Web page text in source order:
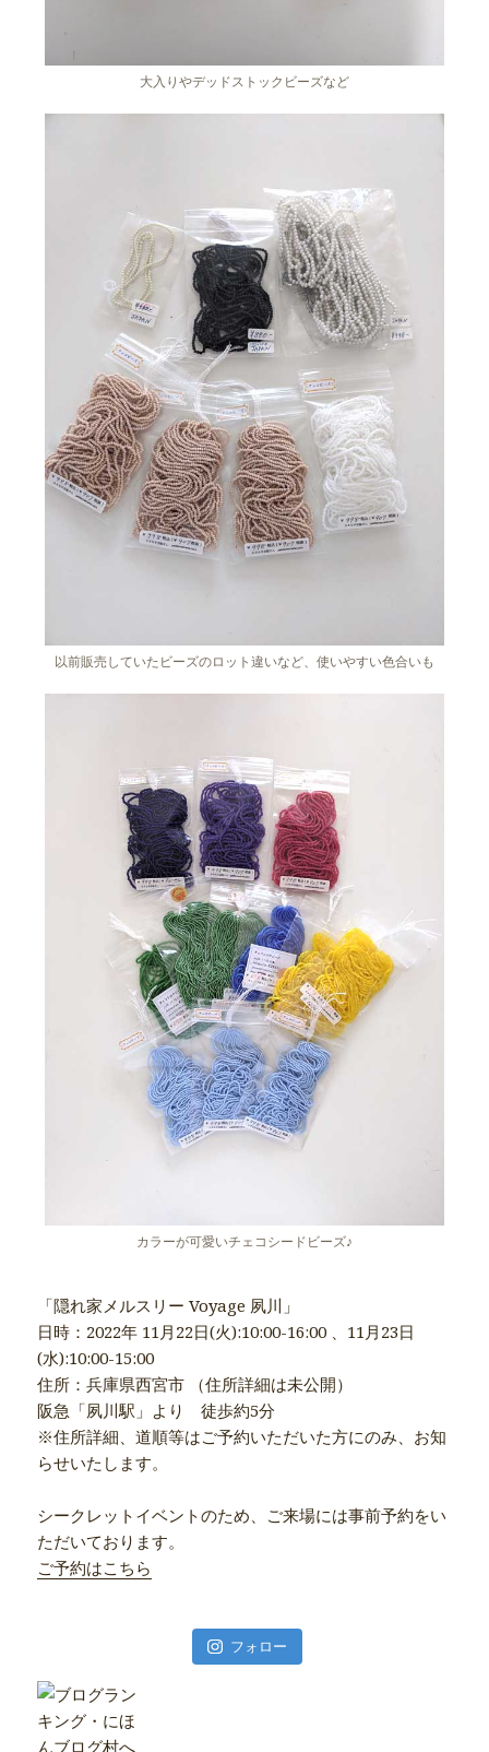
大入りやデッドストックビーズなど
以前販売していたビーズのロット違いなど、使いやすい色合いも
カラーが可愛いチェコシードビーズ♪
「隠れ家メルスリー Voyage 夙川」
日時：2022年 11月22日(火):10:00-16:00 、11月23日
(水):10:00-15:00
住所：兵庫県西宮市 （住所詳細は未公開）
阪急「夙川駅」より 徒歩約5分
※住所詳細、道順等はご予約いただいた方にのみ、お知
らせいたします。
シークレットイベントのため、ご来場には事前予約をい
ただいております。
ご予約はこちら
フォロー